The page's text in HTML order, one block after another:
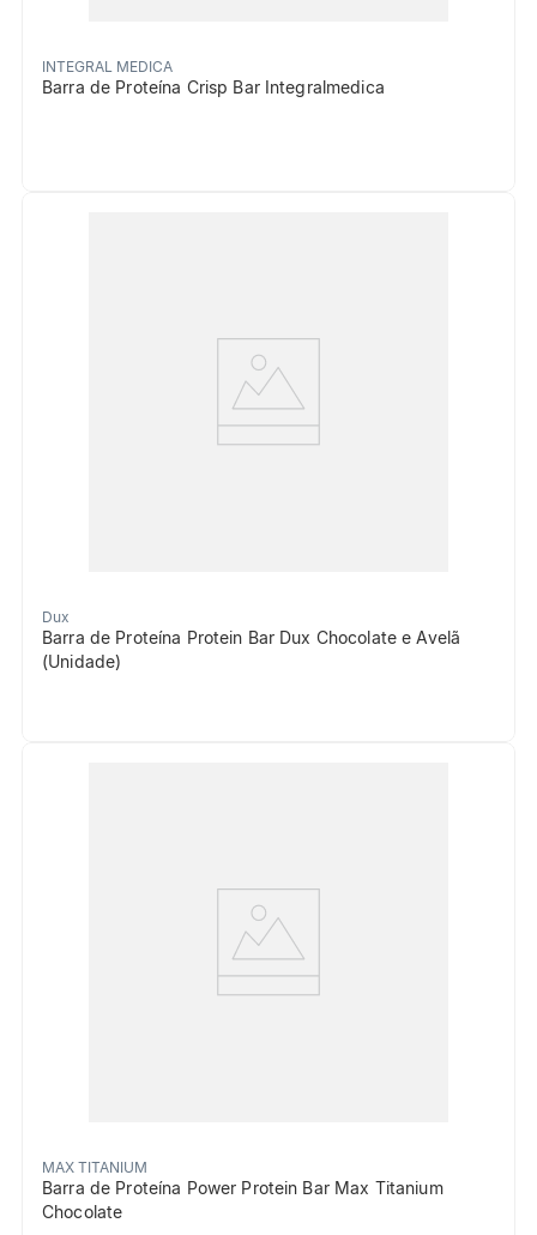
INTEGRAL MEDICA
Barra de Proteína Crisp Bar Integralmedica
Dux
Barra de Proteína Protein Bar Dux Chocolate e Avelã
(Unidade)
MAX TITANIUM
Barra de Proteína Power Protein Bar Max Titanium
Chocolate